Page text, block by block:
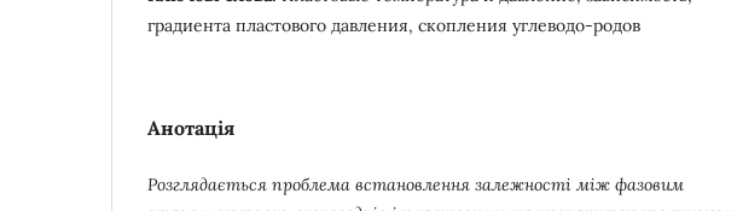
градиента пластового давления, скопления углеводо-родов
Анотація
Розглядається проблема встановлення залежності між фазовим